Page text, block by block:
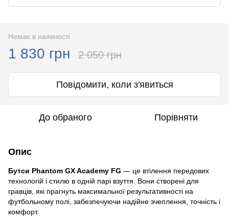
Немає в наявності
1 830 грн 2 050 грн
Повідомити, коли з'явиться
До обраного Порівняти
Опис
Бутси Phantom GX Academy FG — це втілення передових
технологій і стилю в одній парі взуття. Вони створені для
гравців, які прагнуть максимальної результативності на
футбольному полі, забезпечуючи надійне зчеплення, точність і
комфорт.